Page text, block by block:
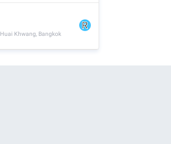
Huai Khwang, Bangkok